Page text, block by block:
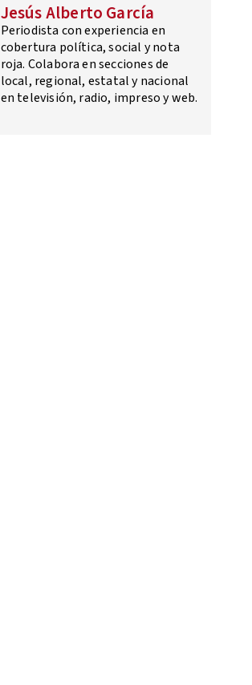
Jesús Alberto García
Periodista con experiencia en
cobertura política, social y nota
roja. Colabora en secciones de
local, regional, estatal y nacional
en televisión, radio, impreso y web.